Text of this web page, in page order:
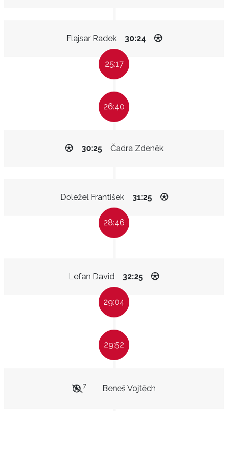
Flajsar Radek 30:24
25:17
26:40
Čadra Zdeněk
30:25
Doležel František 31:25
28:46
Lefan David 32:25
29:04
29:52
Beneš Vojtěch
7